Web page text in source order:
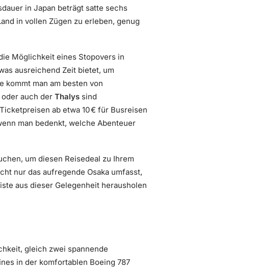
in Japan beträgt satte sechs
in vollen Zügen zu erleben, genug
Möglichkeit eines Stopovers in
ausreichend Zeit bietet, um
kommt man am besten von
oder auch der Thalys sind
ab etwa 10 € für Busreisen
man bedenkt, welche Abenteuer
um diesen Reisedeal zu Ihrem
nur das aufregende Osaka umfasst,
aus dieser Gelegenheit herausholen
gleich zwei spannende
in der komfortablen Boeing 787